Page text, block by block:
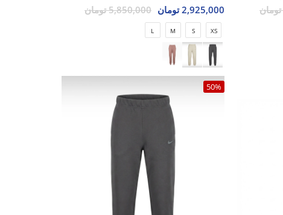
2,925,000 تومان 5,850,000 تومان
XS
S
M
L
50%